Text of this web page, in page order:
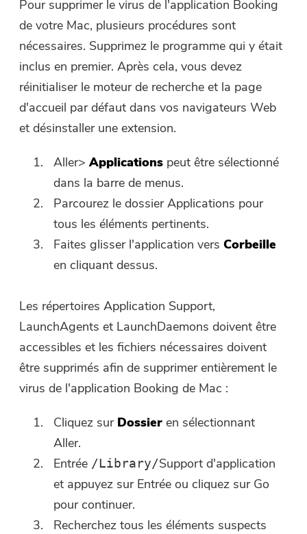
Pour supprimer le virus de l'application Booking
de votre Mac, plusieurs procédures sont
nécessaires. Supprimez le programme qui y était
inclus en premier. Après cela, vous devez
réinitialiser le moteur de recherche et la page
d'accueil par défaut dans vos navigateurs Web
et désinstaller une extension.
Aller>Applications peut être sélectionné
dans la barre de menus.
Parcourez le dossier Applications pour
tous les éléments pertinents.
Faites glisser l'application versCorbeille
en cliquant dessus.
Les répertoires Application Support,
LaunchAgents et LaunchDaemons doivent être
accessibles et les fichiers nécessaires doivent
être supprimés afin de supprimer entièrement le
virus de l'application Booking de Mac :
Cliquez sur Dossieren sélectionnant
Aller.
Entrée /Library/Support d'application
et appuyez sur Entrée ou cliquez sur Go
pour continuer.
Recherchez tous les éléments suspects
de réduction. Si vous souhaitez
acheter le logiciel, veuillez
cliquer sur le lien suivant
boutique
Veuillez saisir une adresse e-mail
Soumettre
Merci pour votre abonnement !
Merci pour votre abonnement !
Le lien de téléchargement et le code
adresse électronique
user@email.com
. Vous pouvez
également cliquer sur le bouton pour
acheter le logiciel directement.
Acheter